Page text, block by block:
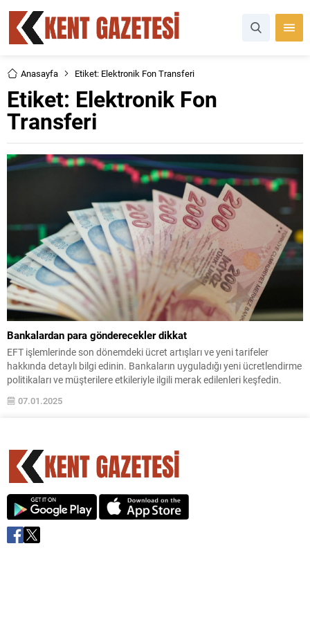
Anasayfa Etiket: Elektronik Fon Transferi
Etiket: Elektronik Fon
Transferi
Bankalardan para gönderecekler dikkat
EFT işlemlerinde son dönemdeki ücret artışları ve yeni tarifeler
hakkında detaylı bilgi edinin. Bankaların uyguladığı yeni ücretlendirme
politikaları ve müşterilere etkileriyle ilgili merak edilenleri keşfedin.
07.01.2025